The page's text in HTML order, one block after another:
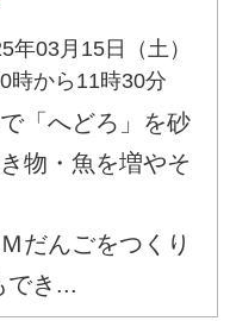
年03月15日（土）
時から11時30分
「へどろ」を砂
物・魚を増やそ
だんごをつくり
でき...